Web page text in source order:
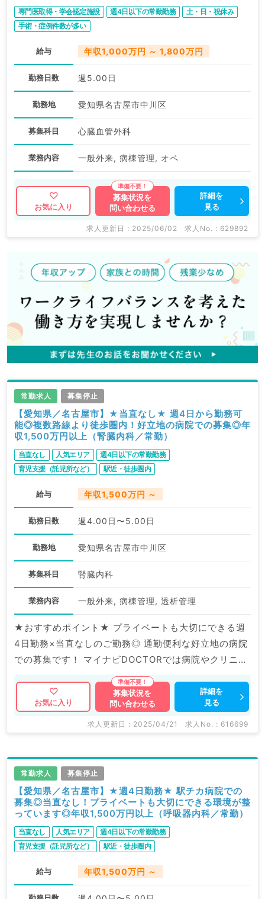
専門医取得・学会認定施設 週4日以下の常勤勤務
土・日・祝休み
手術・症例件数が多い
給与 年収1,000万円 ～ 1,800万円
勤務日数 週5.00日
勤務地 愛知県名古屋市中川区
募集科目 心臓血管外科
業務内容 一般外来, 病棟管理, オペ
お気に入り
募集状況を
問い合わせる
詳細を
見る
求人更新日 : 2025/06/02 求人No. : 629892
常勤求人 募集停止
【愛知県／名古屋市】★当直なし★ 週4日から勤務可
能◎複数路線より徒歩圏内！好立地の病院での募集◎年
収1,500万円以上（腎臓内科／常勤）
当直なし 人気エリア
週4日以下の常勤勤務
育児支援（託児所など）
駅近・徒歩圏内
給与 年収1,500万円 ～
勤務日数 週4.00日〜5.00日
勤務地 愛知県名古屋市中川区
募集科目 腎臓内科
業務内容 一般外来, 病棟管理, 透析管理
★おすすめポイント★ プライベートも大切にできる週
4日勤務×当直なしのご勤務◎ 通勤便利な好立地の病院
での募集です！ マイナビDOCTORでは病院やクリニッ
クなどの医療機関求人はもちろんのこと、 産業医等の
企業系求人も多数扱っています。 求人内容の詳細等は
お気軽にお問合せ下さい。
お気に入り
募集状況を
問い合わせる
詳細を
見る
求人更新日 : 2025/04/21 求人No. : 616699
常勤求人 募集停止
【愛知県／名古屋市】★週4日勤務★ 駅チカ病院での
募集◎当直なし！プライベートも大切にできる環境が整
っています◎年収1,500万円以上（呼吸器内科／常勤）
当直なし 人気エリア
週4日以下の常勤勤務
育児支援（託児所など）
駅近・徒歩圏内
給与 年収1,500万円 ～